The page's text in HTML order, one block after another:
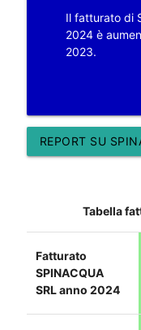
Il fatturato di
2024 è
2023.
REPORT SU
Tabella
Fatturato
SPINACQUA
SRL anno 2024